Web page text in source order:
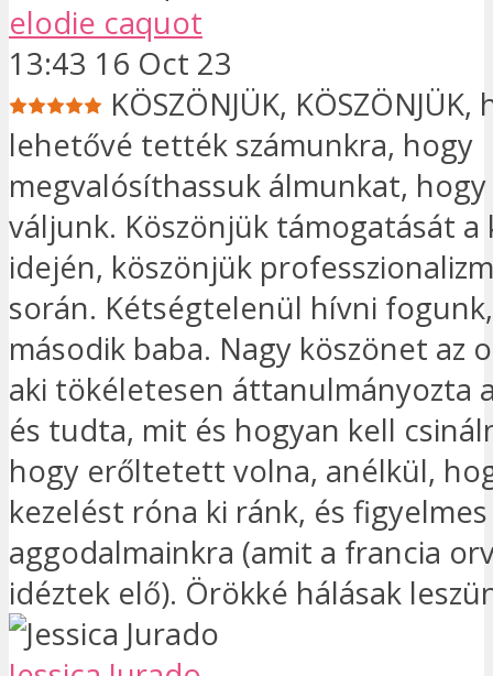
elodie caquot
13:43 16 Oct 23
KÖSZÖNJÜK, KÖSZÖNJÜK,
lehetővé tették számunkra, hogy
megvalósíthassuk álmunkat, hogy
váljunk. Köszönjük támogatását a
idején, köszönjük
során. Kétségtelenül hívni
második baba. Nagy köszönet az
aki tökéletesen áttanulmányozta
és tudta, mit és hogyan kell
hogy erőltetett volna, anélkül,
kezelést róna ki ránk, és
aggodalmainkra (amit a francia
idéztek elő). Örökké hálásak